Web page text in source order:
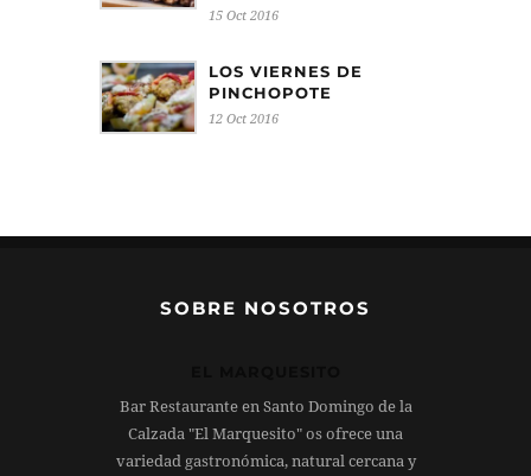
15 Oct 2016
LOS VIERNES DE
PINCHOPOTE
12 Oct 2016
SOBRE NOSOTROS
Bar Restaurante en Santo Domingo de la
Calzada "El Marquesito" os ofrece una
variedad gastronómica, natural cercana y